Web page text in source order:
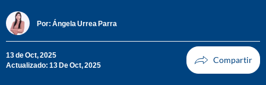
Por: Ángela Urrea Parra
13 de Oct, 2025
Actualizado: 13 De Oct, 2025